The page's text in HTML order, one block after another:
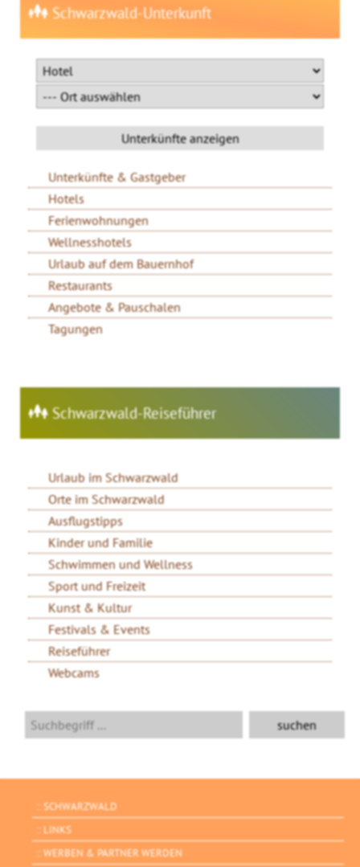
Schwarzwald-Unterkunft
Unterkünfte & Gastgeber
Hotels
Ferienwohnungen
Wellnesshotels
Urlaub auf dem Bauernhof
Restaurants
Angebote & Pauschalen
Tagungen
Schwarzwald-Reiseführer
Urlaub im Schwarzwald
Orte im Schwarzwald
Ausflugstipps
Kinder und Familie
Schwimmen und Wellness
Sport und Freizeit
Kunst & Kultur
Festivals & Events
Reiseführer
Webcams
SCHWARZWALD
LINKS
WERBEN & PARTNER WERDEN